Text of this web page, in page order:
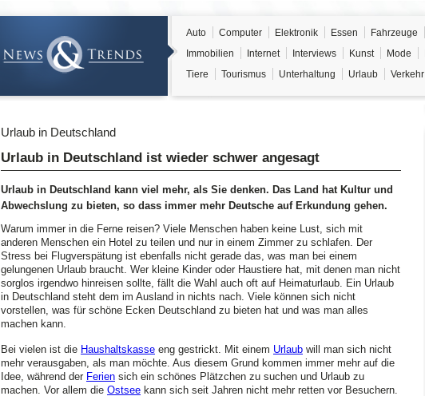
Auto Computer Elektronik Essen Fahrzeuge
Immobilien
Internet Interviews Kunst Mode
Tiere
Tourismus Unterhaltung Urlaub Verkehr
Urlaub in Deutschland
Urlaub in Deutschland ist wieder schwer angesagt
Urlaub in Deutschland kann viel mehr, als Sie denken. Das Land hat Kultur und
Abwechslung zu bieten, so dass immer mehr Deutsche auf Erkundung gehen.
Warum immer in die Ferne reisen? Viele Menschen haben keine Lust, sich mit
anderen Menschen ein Hotel zu teilen und nur in einem Zimmer zu schlafen. Der
Stress bei Flugverspätung ist ebenfalls nicht gerade das, was man bei einem
gelungenen Urlaub braucht. Wer kleine Kinder oder Haustiere hat, mit denen man nicht
sorglos irgendwo hinreisen sollte, fällt die Wahl auch oft auf Heimaturlaub. Ein Urlaub
in Deutschland steht dem im Ausland in nichts nach. Viele können sich nicht
vorstellen, was für schöne Ecken Deutschland zu bieten hat und was man alles
machen kann.
Bei vielen ist die Haushaltskasse eng gestrickt. Mit einem Urlaub will man sich nicht
mehr verausgaben, als man möchte. Aus diesem Grund kommen immer mehr auf die
Idee, während der Ferien sich ein schönes Plätzchen zu suchen und Urlaub zu
machen. Vor allem die Ostsee kann sich seit Jahren nicht mehr retten vor Besuchern.